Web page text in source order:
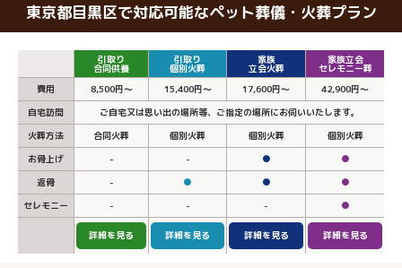
東京都目黒区で対応可能なペット葬儀・火葬プラン
引取り
合同供養
引取り
個別火葬
家族
立会火葬
家族立会
セレモニー葬
費用
8,500円～ 15,400円～ 17,600円～
42,900円～
自宅訪問
ご自宅又は思い出の場所等、ご指定の場所にお伺いいたします。
火葬方法
合同火葬 個別火葬 個別火葬
個別火葬
お骨上げ
- - ●
●
返骨
- ● ●
●
セレモニー
- - - ●
詳細を見る 詳細を見る 詳細を見る 詳細を見る